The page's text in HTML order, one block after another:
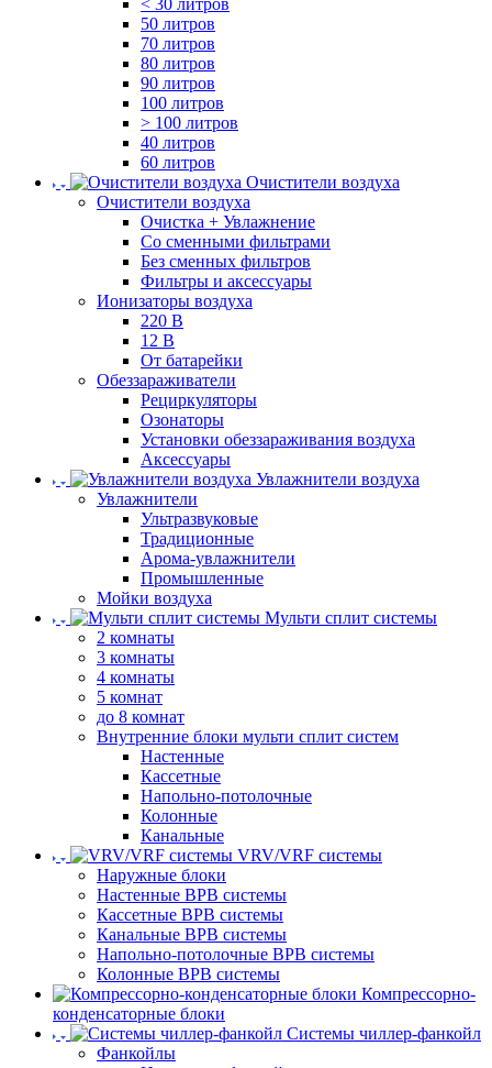
< 30 литров
50 литров
70 литров
80 литров
90 литров
100 литров
> 100 литров
40 литров
60 литров
Очистители воздуха
Очистители воздуха
Очистка + Увлажнение
Cо сменными фильтрами
Без сменных фильтров
Фильтры и аксессуары
Ионизаторы воздуха
220 В
12 В
От батарейки
Обеззараживатели
Рециркуляторы
Озонаторы
Установки обеззараживания воздуха
Аксессуары
Увлажнители воздуха
Увлажнители
Ультразвуковые
Традиционные
Арома-увлажнители
Промышленные
Мойки воздуха
Мульти сплит системы
2 комнаты
3 комнаты
4 комнаты
5 комнат
до 8 комнат
Внутренние блоки мульти сплит систем
Настенные
Кассетные
Напольно-потолочные
Колонные
Канальные
VRV/VRF системы
Наружные блоки
Настенные ВРВ системы
Кассетные ВРВ системы
Канальные ВРВ системы
Напольно-потолочные ВРВ системы
Колонные ВРВ системы
Компрессорно-
конденсаторные блоки
Системы чиллер-фанкойл
Фанкойлы